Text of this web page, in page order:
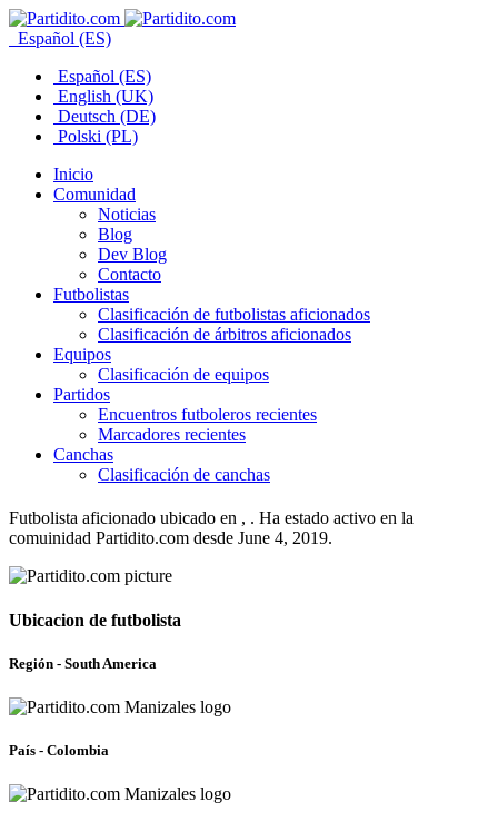
Español (ES)
Español (ES)
English (UK)
Deutsch (DE)
Polski (PL)
Inicio
Comunidad
Noticias
Blog
Dev Blog
Contacto
Futbolistas
Clasificación de futbolistas aficionados
Clasificación de árbitros aficionados
Equipos
Clasificación de equipos
Partidos
Encuentros futboleros recientes
Marcadores recientes
Canchas
Clasificación de canchas
Futbolista aficionado ubicado en , . Ha estado activo en la
comuinidad Partidito.com desde June 4, 2019.
Ubicacion de futbolista
Región - South America
País - Colombia